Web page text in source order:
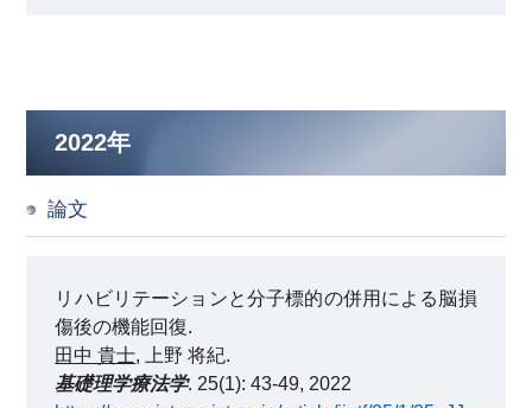
2022年
論文
リハビリテーションと分子標的の併用による脳損
傷後の機能回復.
田中 貴士, 上野 将紀.
基礎理学療法学. 25(1): 43-49, 2022